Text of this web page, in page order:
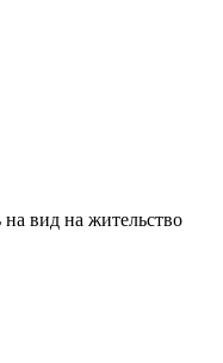
вид на жительство